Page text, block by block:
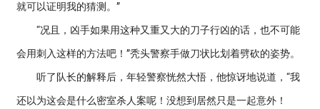
就可以证明我的猜测。”
“况且，凶手如果用这种又重又大的刀子行凶的话，也不可能
会用刺入这样的方法吧！”秃头警察手做刀状比划着劈砍的姿势。
听了队长的解释后，年轻警察恍然大悟，他惊讶地说道，“我
还以为这会是什么密室杀人案呢！没想到居然只是一起意外！